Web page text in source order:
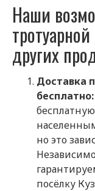
Наши
других
Доставка
бесплатно:
но это
посёлку